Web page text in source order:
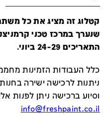
שנערך במרכז טכני
התאריכים 24-29 ביוני.
כלל העבודות הזמינות
ניתנות לרכישה ישירה בחנות
וסיוע ברכישה ניתן לפנות
info@freshpaint.co.il